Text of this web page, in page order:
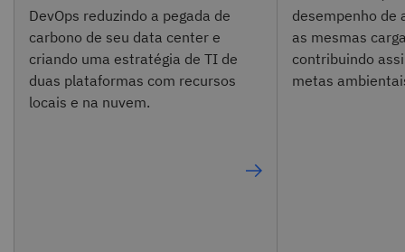
DevOps reduzindo a pegada de
carbono de seu data center e
criando uma estratégia de TI de
duas plataformas com recursos
locais e na nuvem.
desempenho de
as mesmas
contribuindo
metas